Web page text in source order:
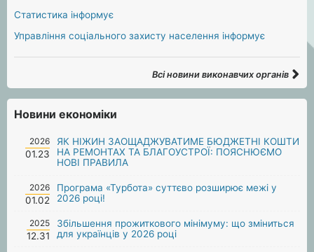
Статистика інформує
Управління соціального захисту населення інформує
Всі новини виконавчих органів
Новини економіки
2026
01.23
ЯК НІЖИН ЗАОЩАДЖУВАТИМЕ БЮДЖЕТНІ КОШТИ
НА РЕМОНТАХ ТА БЛАГОУСТРОЇ: ПОЯСНЮЄМО
НОВІ ПРАВИЛА
2026
01.02
Програма «Турбота» суттєво розширює межі у
2026 році!
2025
12.31
Збільшення прожиткового мінімуму: що зміниться
для українців у 2026 році